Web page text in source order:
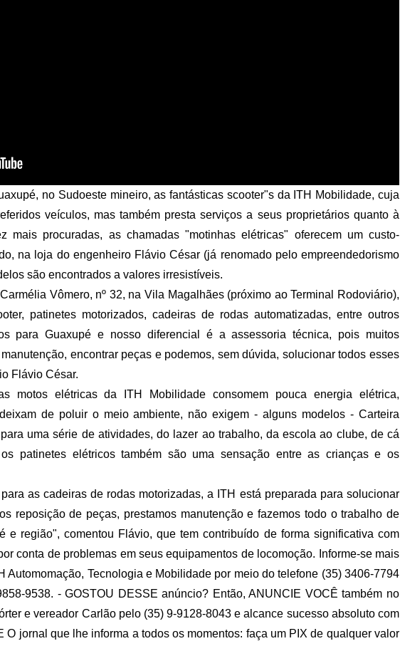
no Sudoeste mineiro, as fantásticas scooter"s da ITH Mobilidade, cuja
veículos, mas também presta serviços a seus proprietários quanto à
mais procuradas, as chamadas "motinhas elétricas" oferecem um custo-
na loja do engenheiro Flávio César (já renomado pelo empreendedorismo
são encontrados a valores irresistíveis.
Vômero, nº 32, na Vila Magalhães (próximo ao Terminal Rodoviário),
patinetes motorizados, cadeiras de rodas automatizadas, entre outros
para Guaxupé e nosso diferencial é a assessoria técnica, pois muitos
encontrar peças e podemos, sem dúvida, solucionar todos esses
Flávio César.
motos elétricas da ITH Mobilidade consomem pouca energia elétrica,
de poluir o meio ambiente, não exigem - alguns modelos - Carteira
uma série de atividades, do lazer ao trabalho, da escola ao clube, de cá
patinetes elétricos também são uma sensação entre as crianças e os
as cadeiras de rodas motorizadas, a ITH está preparada para solucionar
reposição de peças, prestamos manutenção e fazemos todo o trabalho de
e região", comentou Flávio, que tem contribuído de forma significativa com
conta de problemas em seus equipamentos de locomoção. Informe-se mais
Automomação, Tecnologia e Mobilidade por meio do telefone (35) 3406-7794
9538. - GOSTOU DESSE anúncio? Então, ANUNCIE VOCÊ também no
e vereador Carlão pelo (35) 9-9128-8043 e alcance sucesso absoluto com
O jornal que lhe informa a todos os momentos: faça um PIX de qualquer valor